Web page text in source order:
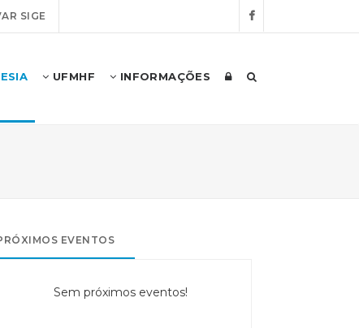
SIGE
UFMHF INFORMAÇÕES
EVENTOS
Sem próximos eventos!